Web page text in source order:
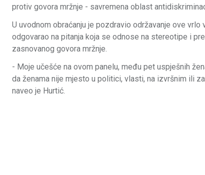
protiv govora mržnje - savremena oblast
U uvodnom obraćanju je pozdravio održavanje ove
odgovarao na pitanja koja se odnose na stereotipe i
zasnovanog govora mržnje.
- Moje učešće na ovom panelu, među pet uspješnih
da ženama nije mjesto u politici, vlasti, na izvršnim ili
naveo je Hurtić.